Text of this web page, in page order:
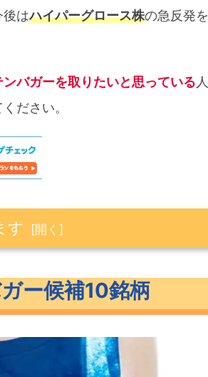
後はハイパーグロース株の急反発
ンバガーを取りたいと思っている
ださい。
す
概要
ー候補10銘柄